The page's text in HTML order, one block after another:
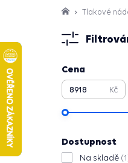
Tlakové
Cena
Kč
Dostupnost
Na skladě